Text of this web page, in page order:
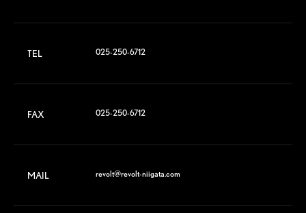
TEL 025-250-6712
FAX 025-250-6712
MAIL revolt@revolt-niigata.com